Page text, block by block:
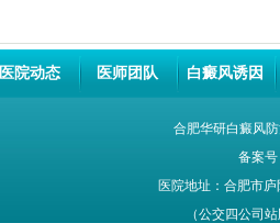
医院动态 医师团队 白癜风诱因
合肥华研白癜风
备案号
医院地址：合肥市
（公交四公司